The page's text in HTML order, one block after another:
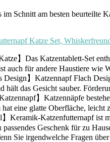
Schnitt am besten beurteilte
Katze Set,
】Das Katzentablett-Set
auch für andere Haustiere wie
Design】Katzennapf Flach
hält das Gesicht sauber.
】Katzennäpfe
eine glatte Oberfläche, leicht
】Keramik-Katzenfutternapf ist
Geschenk für zu
Sie irgendwelche Fragen